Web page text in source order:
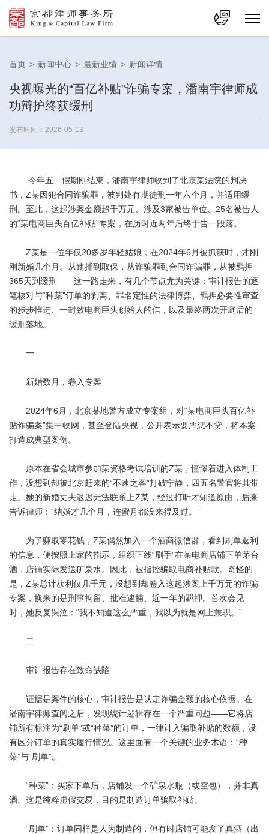
首页 > 新闻中心 > 最新业绩 > 新闻详情
央视曝光的“百亿补贴”诈骗专案，潘南宇律师成
功辩护终获缓刑
发布时间：2026-05-13
今年五一假期刚结束，潘南宇律师收到了北京某法院的判决
书，Z某因犯合同诈骗罪，被判处有期徒刑一年六个月，并适用缓
刑。至此，这起涉案金额超千万元、涉及3家被告单位、25名被告人
的“某电商巨头百亿补贴”专案，在历时近两年后终于告一段落。
Z某是一位年仅20多岁年轻姑娘，在2024年6月被抓获时，才刚
刚新婚几个月。从逮捕到取保，从诈骗罪到合同诈骗罪，从被羁押
365天到缓刑——这一路走来，有几个节点尤为关键：审计报告的逐
笔核对与“种菜”订单的剥离、罪名定性的法律博弈、羁押必要性审查
的步步推进、一封致电商巨头创始人的信，以及最终两次开庭后的
缓刑落地。
一
新婚数月，卷入专案
2024年6月，北京某地警方成立专案组，对“某电商巨头百亿补
贴诈骗案”集中收网，甚至登陆央视，公开表示要严惩不贷，将本案
打造成典型案例。
原本在省会城市参加某资格考试培训的Z某，憧憬着进入体制工
作，没想到却被北京赶来的“不速之客”打破宁静，四五名警官将其带
走。她的新婚丈夫迟迟无法联系上Z某，经过打听才知道原由，后来
告诉律师：“结婚才几个月，连蜜月都没来得及过。”
为了赚取零花钱，Z某偶然加入一个酒商微信群，看到刷单返利
的信息，便按照上家的指示，组织下线“刷手”在某电商店铺下单茅台
酒，店铺实际发送矿泉水。因此，被指控骗取电商补贴款。奇怪的
是，Z某总计获利仅几千元，没想到却卷入这起涉案上千万元的诈骗
专案，换来的是刑事拘留、批准逮捕、近一年的羁押。首次会见
时，她反复哭泣：“我不知道这么严重，我以为就是网上兼职。”
二
审计报告存在致命缺陷
证据是案件的核心，审计报告是认定诈骗金额的核心依据。在
潘南宇律师查阅之后，发现统计逻辑存在一个严重问题——它将店
铺所有标注为“刷单”或“种菜”的订单，一律计入骗取补贴的数额，没
有区分订单的真实履行情况。这里面有一个关键的业务术语：“种
菜”与“刷单”。
“种菜”：买家下单后，店铺发一个矿泉水瓶（或空包），并非真
酒。这是纯粹虚假交易，目的是制造订单骗取补贴。
“刷单”：订单同样是人为制造的，但有时店铺可能发了真酒（出